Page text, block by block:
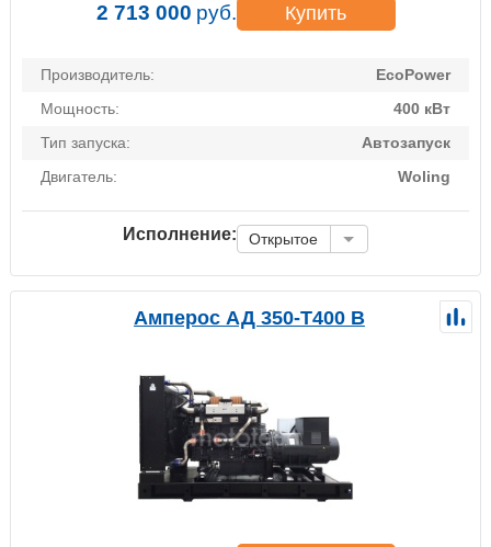
2 713 000 руб. Купить
Производитель:
EcoPower
Мощность:
400 кВт
Тип запуска:
Автозапуск
Двигатель:
Woling
Исполнение: Открытое
Амперос АД 350-Т400 B